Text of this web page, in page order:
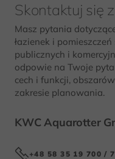
Skontaktuj się
Masz pytania
łazienek i
publicznych i
odpowie na Twoje
cech i funkcji,
zakresie planowania.
KWC Aquarotter
+48 58 35 19 700 /